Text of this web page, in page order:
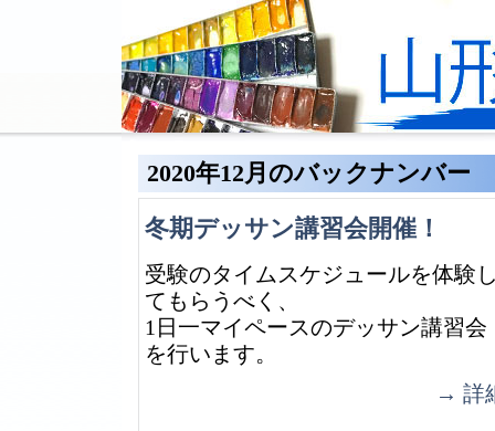
2020年12月のバックナンバー
冬期デッサン講習会開催！
受験のタイムスケジュールを体験
てもらうべく、
1日一マイペースのデッサン講習会
を行います。
→ 詳